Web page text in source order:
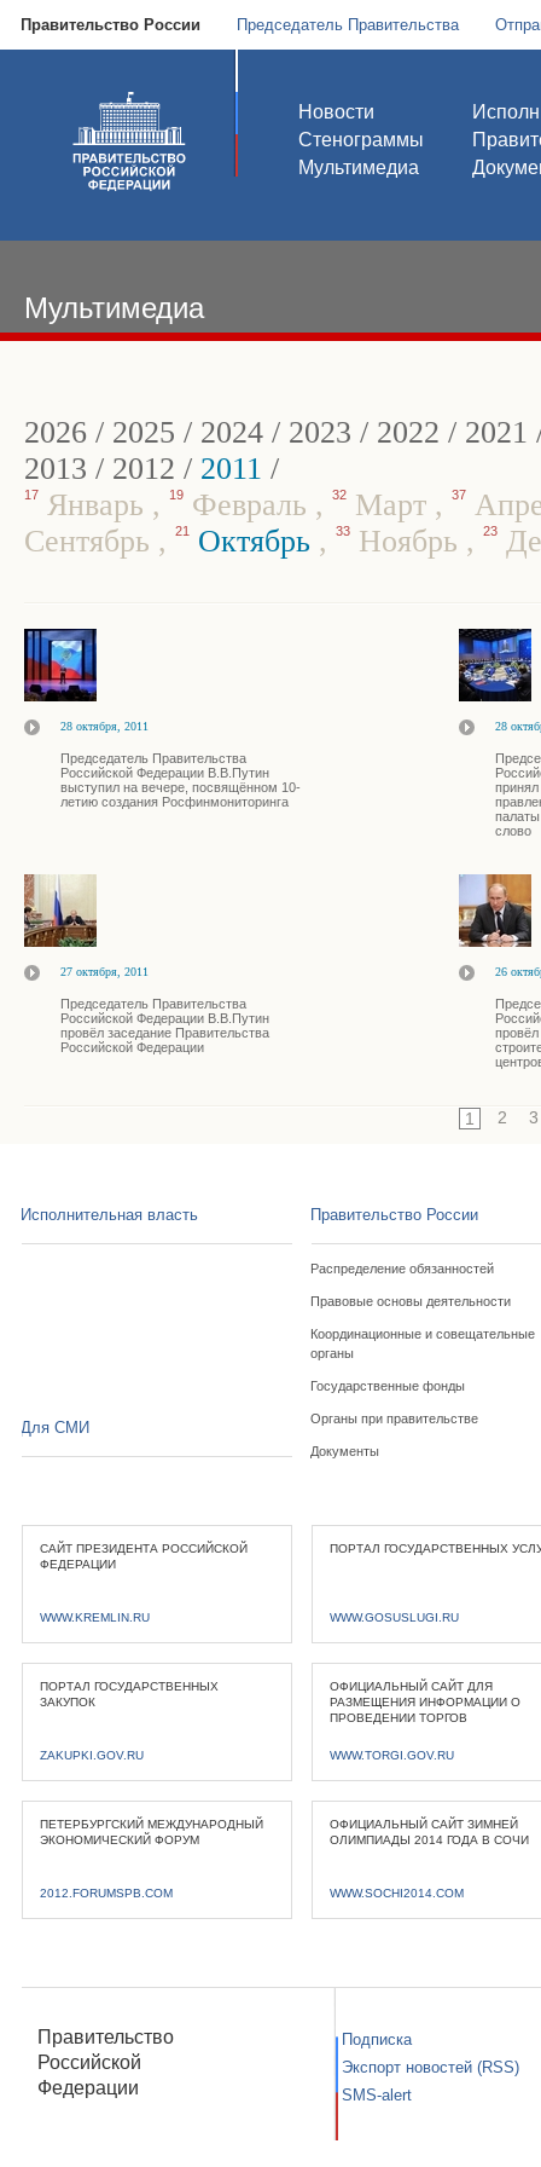
Правительство России Председатель Правительства
Новости
Стенограммы
Мультимедиа
Мультимедиа
2026 / 2025 / 2024 / 2023 / 2022 / 2021
2013 / 2012 / 2011 /
17 Январь , 19 Февраль , 32 Март , 37
Сентябрь , 21 Октябрь , 33 Ноябрь , 23
28 октября, 2011
Председатель Правительства
Российской Федерации В.В.Путин
выступил на вечере, посвящённом 10-
летию создания Росфинмониторинга
28
принял
слово
27 октября, 2011
Председатель Правительства
Российской Федерации В.В.Путин
провёл заседание Правительства
Российской Федерации
26
1 2 3
Исполнительная власть Правительство России
Распределение обязанностей
Правовые основы деятельности
Координационные и совещательные
органы
Государственные фонды
Органы при правительстве
Документы
Для СМИ
САЙТ ПРЕЗИДЕНТА РОССИЙСКОЙ
ФЕДЕРАЦИИ
WWW.KREMLIN.RU
ПОРТАЛ ГОСУДАРСТВЕННЫХ
WWW.GOSUSLUGI.RU
ПОРТАЛ ГОСУДАРСТВЕННЫХ
ЗАКУПОК
ZAKUPKI.GOV.RU
ОФИЦИАЛЬНЫЙ САЙТ ДЛЯ
РАЗМЕЩЕНИЯ ИНФОРМАЦИИ О
ПРОВЕДЕНИИ ТОРГОВ
WWW.TORGI.GOV.RU
ПЕТЕРБУРГСКИЙ МЕЖДУНАРОДНЫЙ
ЭКОНОМИЧЕСКИЙ ФОРУМ
2012.FORUMSPB.COM
ОФИЦИАЛЬНЫЙ САЙТ ЗИМНЕЙ
ОЛИМПИАДЫ 2014 ГОДА В СОЧИ
WWW.SOCHI2014.COM
Правительство
Российской
Федерации
Подписка
Экспорт новостей (RSS)
SMS-alert